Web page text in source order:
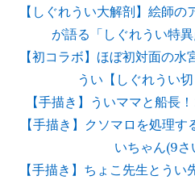
【しぐれうい大解剖】絵師
が語る「しぐれうい特異
【初コラボ】ほぼ初対面の
うい【しぐれうい切
【手描き】ういママと船長
【手描き】クソマロを処理
いちゃん(9さ
【手描き】ちょこ先生とう